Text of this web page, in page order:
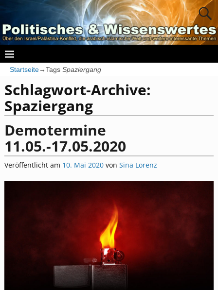
Startseite→Tags Spaziergang
Schlagwort-Archive:
Spaziergang
Demotermine
11.05.-17.05.2020
Veröffentlicht am 10. Mai 2020 von Sina Lorenz